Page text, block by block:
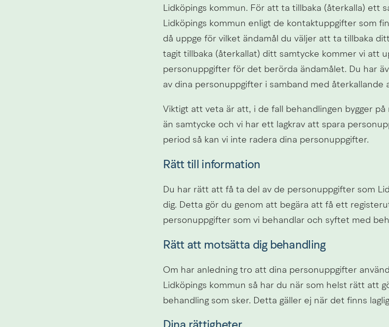
Lidköpings kommun. För att ta tillbaka (återkalla) ett
Lidköpings kommun enligt de kontaktuppgifter som
då uppge för vilket ändamål du väljer att ta tillbaka
tagit tillbaka (återkallat) ditt samtycke kommer vi att
personuppgifter för det berörda ändamålet. Du har
av dina personuppgifter i samband med återkallande
Viktigt att veta är att, i de fall behandlingen bygger på
än samtycke och vi har ett lagkrav att spara
period så kan vi inte radera dina personuppgifter.
Rätt till information
Du har rätt att få ta del av de personuppgifter som
dig. Detta gör du genom att begära att få ett
personuppgifter som vi behandlar och syftet med
Rätt att motsätta dig behandling
Om har anledning tro att dina personuppgifter
Lidköpings kommun så har du när som helst rätt att
behandling som sker. Detta gäller ej när det finns